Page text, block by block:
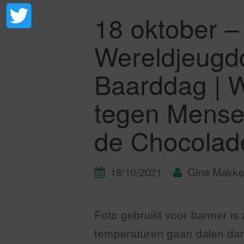
18 oktober
Baarddag |
tegen
de
18/10/2021 Gina
Foto gebruikt voor banner is
temperaturen gaan dalen
F